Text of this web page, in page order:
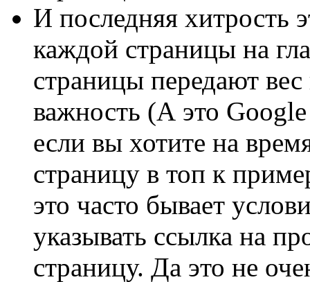
И последняя хитрость
каждой страницы на
страницы передают
важность (А это
если вы хотите на
страницу в топ к
это часто бывает
указывать ссылка на
страницу. Да это не